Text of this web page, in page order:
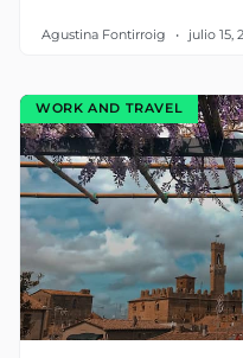
Agustina Fontirroig julio 15,
WORK AND TRAVEL